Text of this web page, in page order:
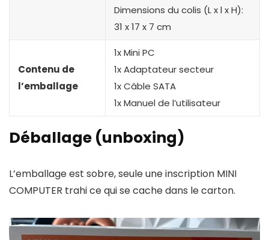
Dimensions du colis (L x l x H):
31 x 17 x 7 cm
Contenu de
l’emballage
1x Mini PC
1x Adaptateur secteur
1x Câble SATA
1x Manuel de l’utilisateur
Déballage (unboxing)
L’emballage est sobre, seule une inscription MINI
COMPUTER trahi ce qui se cache dans le carton.